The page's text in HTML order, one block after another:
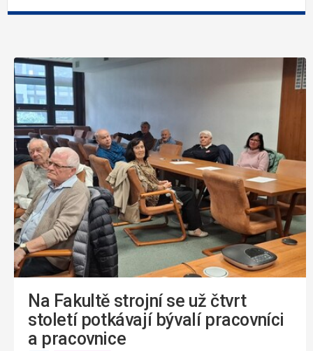
Na Fakultě strojní se už čtvrt
století potkávají bývalí pracovníci
a pracovnice